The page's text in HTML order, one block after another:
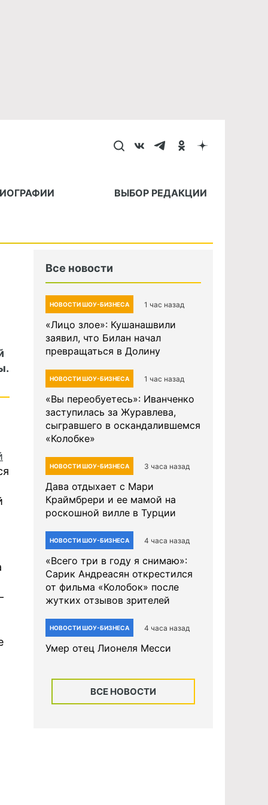
ВЫБОР РЕДАКЦИИ
Все новости
НОВОСТИ ШОУ-БИЗНЕСА 1 час назад
«Лицо злое»: Кушанашвили
заявил, что Билан начал
превращаться в Долину
НОВОСТИ ШОУ-БИЗНЕСА 1 час назад
«Вы переобуетесь»: Иванченко
заступилась за Журавлева,
сыгравшего в оскандалившемся
«Колобке»
НОВОСТИ ШОУ-БИЗНЕСА 3 часа назад
Дава отдыхает с Мари
Краймбрери и ее мамой на
роскошной вилле в Турции
НОВОСТИ ШОУ-БИЗНЕСА 4 часа назад
«Всего три в году я снимаю»:
Сарик Андреасян открестился
от фильма «Колобок» после
жутких отзывов зрителей
НОВОСТИ ШОУ-БИЗНЕСА 4 часа назад
Умер отец Лионеля Месси
ВСЕ НОВОСТИ